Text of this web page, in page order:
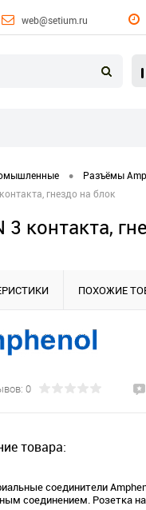
web@setium.ru
• Разъёмы
гнездо на блок
контакта,
ПОХОЖИЕ
0
товара:
соединители
соединением. Розетка